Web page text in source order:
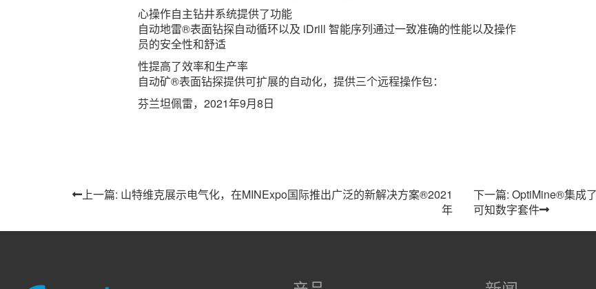
心操作自主钻井系统提供了功能
自动地雷®表面钻探自动循环以及 iDrill 智能序列通过一致准确的性能以及操作
员的安全性和舒适
性提高了效率和生产率
自动矿®表面钻探提供可扩展的自动化，提供三个远程操作包：
芬兰坦佩雷，2021年9月8日
上一篇: 山特维克展示电气化，在MINExpo国际推出广泛的新解决方案®2021
年
下一篇: OptiMine®集成
可知数字套件